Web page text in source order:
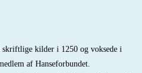
skriftlige kilder i 1250 og voksede i
af Hanseforbundet.